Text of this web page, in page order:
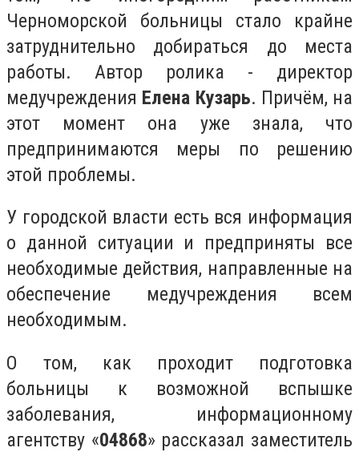
Черноморской больницы стало крайне
затруднительно добираться до места
работы. Автор ролика - директор
медучреждения Елена Кузарь. Причём, на
этот момент она уже знала, что
предпринимаются меры по решению
этой проблемы.
У городской власти есть вся информация
о данной ситуации и предприняты все
необходимые действия, направленные на
обеспечение медучреждения всем
необходимым.
О том, как проходит подготовка
больницы к возможной вспышке
заболевания, информационному
агентству «04868» рассказал заместитель